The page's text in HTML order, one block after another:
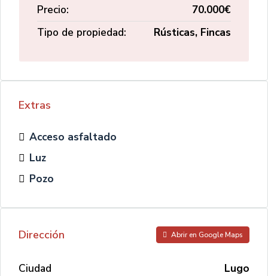
Precio:
70.000€
Tipo de propiedad:
Rústicas, Fincas
Extras
Acceso asfaltado
Luz
Pozo
Dirección Abrir en Google Maps
Ciudad
Lugo